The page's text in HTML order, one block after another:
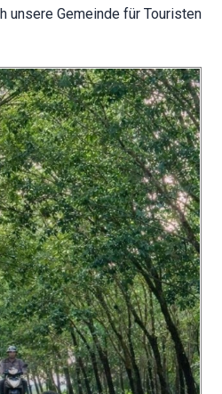
unsere Gemeinde für Touristen